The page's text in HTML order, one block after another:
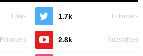
Likes 1.7k Followers
Followers 2.8k Subscribes